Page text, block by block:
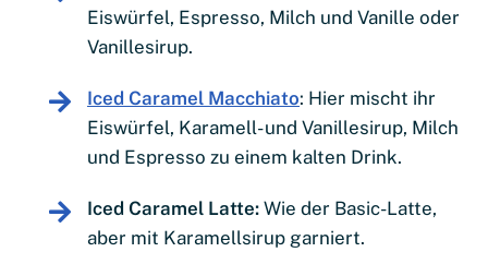
Eiswürfel, Espresso, Milch und Vanille oder
Vanillesirup.
Iced Caramel Macchiato: Hier mischt ihr
Eiswürfel, Karamell- und Vanillesirup, Milch
und Espresso zu einem kalten Drink.
Iced Caramel Latte: Wie der Basic-Latte,
aber mit Karamellsirup garniert.